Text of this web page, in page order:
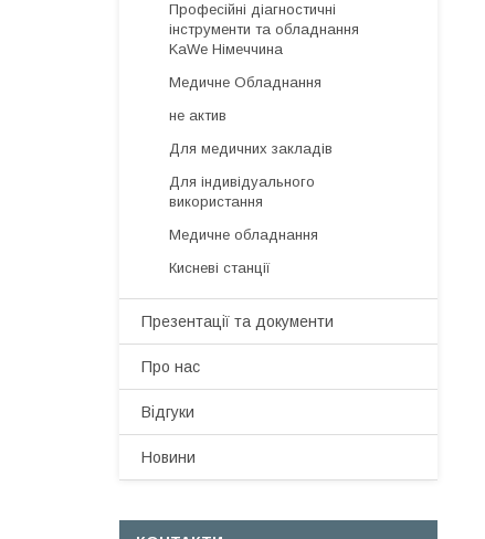
Професійні діагностичні
інструменти та обладнання
KaWe Німеччина
Медичне Обладнання
не актив
Для медичних закладів
Для індивідуального
використання
Медичне обладнання
Кисневі станції
Презентації та документи
Про нас
Відгуки
Новини